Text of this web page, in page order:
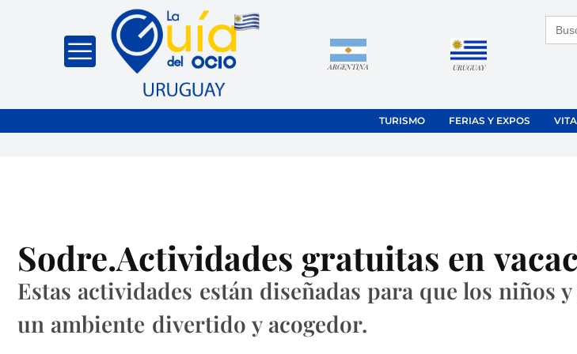
ARGENTINA URUGUAY
TURISMO FERIAS Y EXPOS VITA
Sodre.Actividades gratuitas en
Estas actividades están diseñadas para que los
un ambiente divertido y acogedor.